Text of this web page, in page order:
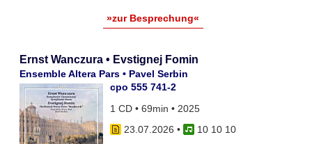
»zur Besprechung«
Ernst Wanczura • Evstignej Fomin
Ensemble Altera Pars • Pavel Serbin
cpo 555 741-2
1 CD • 69min • 2025
23.07.2026 •
10 10 10